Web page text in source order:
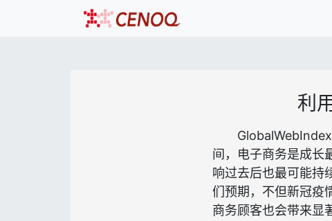
利
间，电子商务是成长
响过去后也最可能持
们预期，不但新冠疫
商务顾客也会带来显